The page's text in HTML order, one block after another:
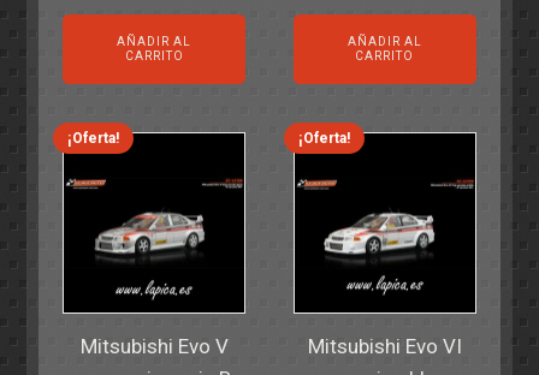
precio
original
era:
14,30€.
precio
actual
es:
11,25€.
AÑADIR AL
CARRITO
precio
original
era:
6,00€.
precio
actual
es:
4,50€.
AÑADIR AL
CARRITO
¡Oferta!
Mitsubishi Evo V
¡Oferta!
Mitsubishi Evo VI